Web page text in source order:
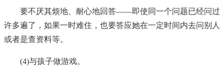
要不厌其烦地、耐心地回答——即使同一个问题已经问过
许多遍了，如果一时难住，也要答应她在一定时间内去问别人
或者是查资料等。
(4)与孩子做游戏。